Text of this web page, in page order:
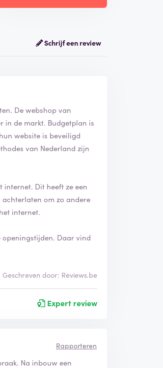
Schrijf een review
De webshop van
in de markt. Budgetplan is
website is beveiligd
van Nederland zijn
Dit heeft ze een
om zo andere
internet.
Daar vind
Geschreven door: Reviews.be
Expert review
Rapporteren
Na inbouw een